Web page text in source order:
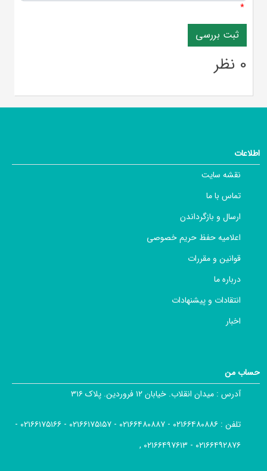
*
0 نظر
اطلاعات
نقشه سایت
تماس با ما
ارسال و بازگرداندن
اعلامیه حفظ حریم خصوصی
قوانین و مقررات
درباره ما
انتقادات و پیشنهادات
اخبار
حساب من
آدرس : میدان انقلاب. خیابان ۱۲ فروردین. پلاک ۳۱۶
تلفن :
۰۲۱۶۶۴۸۰۸۸۶ - ۰۲۱۶۶۴۸۰۸۸۷ - ۰۲۱۶۶۱۷۵۱۵۷ - ۰۲۱۶۶۱۷۵۱۶۶ -
۰۲۱۶۶۴۹۲۸۷۶ - ۰۲۱۶۶۴۹۷۶۱۳ ,